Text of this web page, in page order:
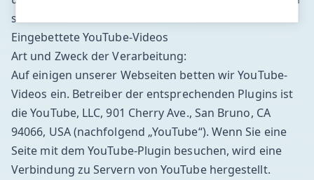
sind.
Eingebettete YouTube-Videos
Art und Zweck der Verarbeitung:
Auf einigen unserer Webseiten betten wir YouTube-
Videos ein. Betreiber der entsprechenden Plugins ist
die YouTube, LLC, 901 Cherry Ave., San Bruno, CA
94066, USA (nachfolgend „YouTube“). Wenn Sie eine
Seite mit dem YouTube-Plugin besuchen, wird eine
Verbindung zu Servern von YouTube hergestellt.